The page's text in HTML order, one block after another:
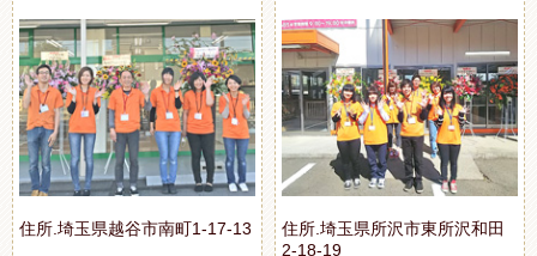
住所.埼玉県越谷市南町1-17-13
住所.埼玉県所沢市東所沢和田
2-18-19